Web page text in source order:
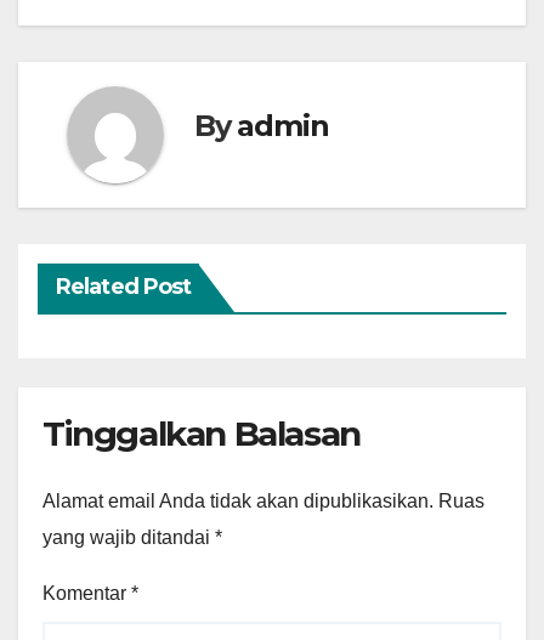
Byadmin
Related Post
Tinggalkan Balasan
Alamat email Anda tidak akan dipublikasikan. Ruas
yang wajib ditandai *
Komentar *